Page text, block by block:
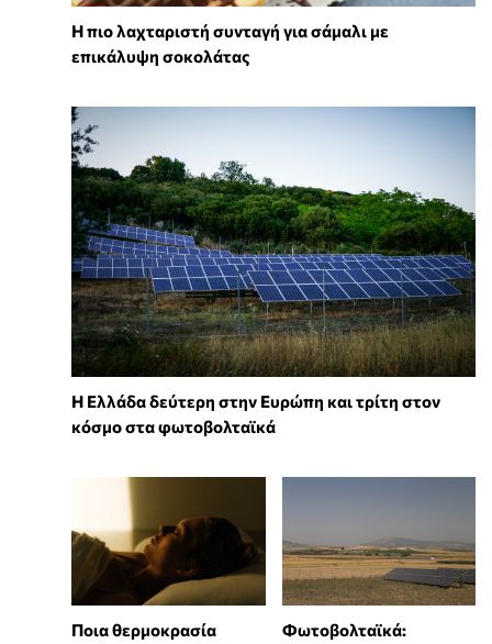
Η πιο λαχταριστή συνταγή για σάμαλι με
επικάλυψη σοκολάτας
Η Ελλάδα δεύτερη στην Ευρώπη και τρίτη στον
κόσμο στα φωτοβολταϊκά
Ποια θερμοκρασία
Φωτοβολταϊκά: